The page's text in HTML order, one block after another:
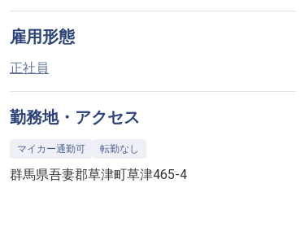
雇用形態
正社員
勤務地・アクセス
マイカー通勤可 転勤なし
群馬県吾妻郡草津町草津465-4